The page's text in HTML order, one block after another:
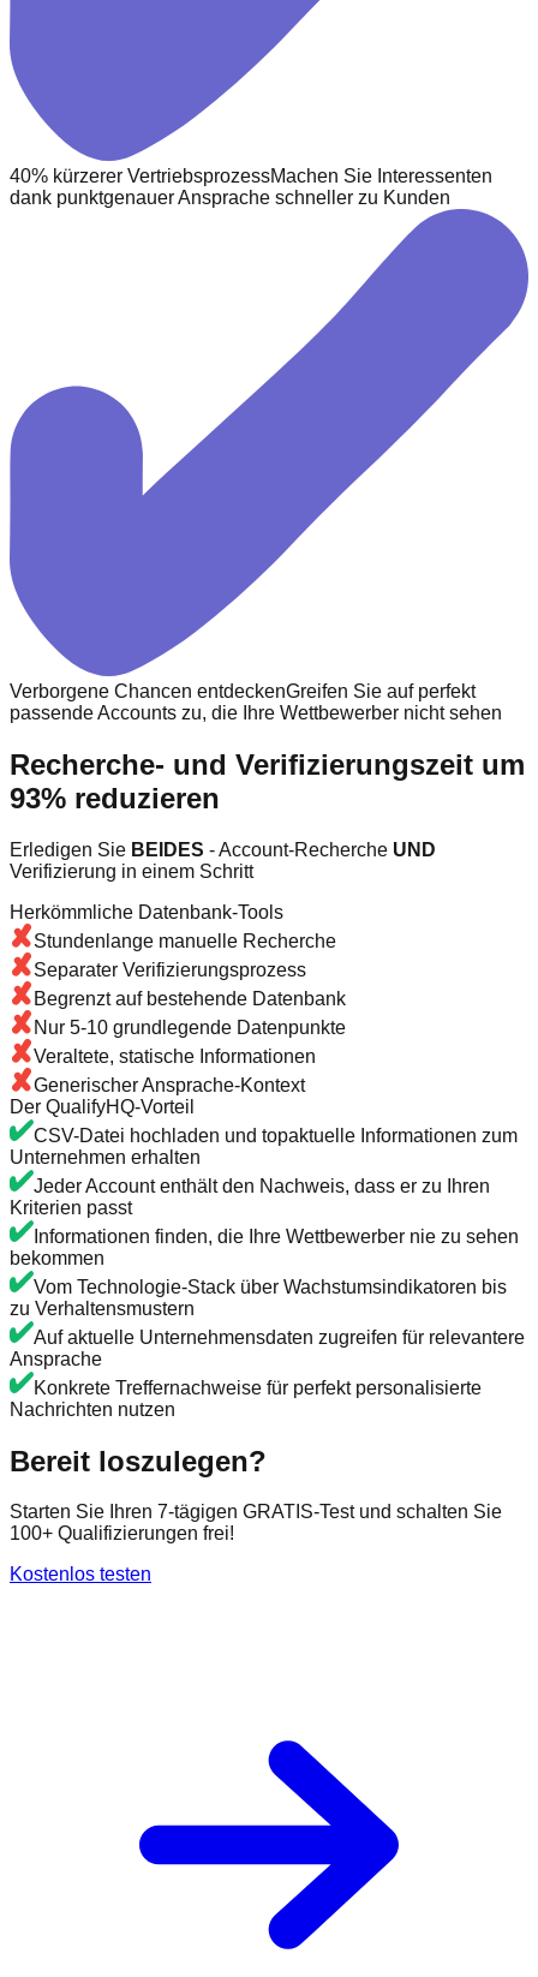
40% kürzerer VertriebsprozessMachen Sie Interessenten
dank punktgenauer Ansprache schneller zu Kunden
Verborgene Chancen entdeckenGreifen Sie auf perfekt
passende Accounts zu, die Ihre Wettbewerber nicht sehen
Recherche- und Verifizierungszeit um
93% reduzieren
Erledigen Sie BEIDES - Account-Recherche UND
Verifizierung in einem Schritt
Herkömmliche Datenbank-Tools
Stundenlange manuelle Recherche
Separater Verifizierungsprozess
Begrenzt auf bestehende Datenbank
Nur 5-10 grundlegende Datenpunkte
Veraltete, statische Informationen
Generischer Ansprache-Kontext
Der QualifyHQ-Vorteil
CSV-Datei hochladen und topaktuelle Informationen zum
Unternehmen erhalten
Jeder Account enthält den Nachweis, dass er zu Ihren
Kriterien passt
Informationen finden, die Ihre Wettbewerber nie zu sehen
bekommen
Vom Technologie-Stack über Wachstumsindikatoren bis
zu Verhaltensmustern
Auf aktuelle Unternehmensdaten zugreifen für relevantere
Ansprache
Konkrete Treffernachweise für perfekt personalisierte
Nachrichten nutzen
Bereit loszulegen?
Starten Sie Ihren 7-tägigen GRATIS-Test und schalten Sie
100+ Qualifizierungen frei!
Kostenlos testen